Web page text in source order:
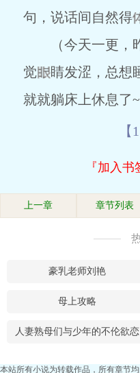
句，说话间自然得
（今天一更，昨
觉
睛发涩，总想
就就躺床上休息了
【
『加入书
上一章 章节列表
豪乳老师刘艳
母上攻略
人妻熟母们与少年的不伦欲恋
本站所有小说为转载作品，所有章节